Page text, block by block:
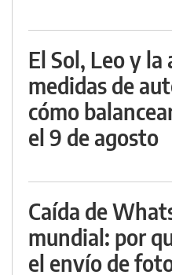
El Sol, Leo y
medidas de
cómo
el 9 de agosto
Caída de
mundial: por
el envío de